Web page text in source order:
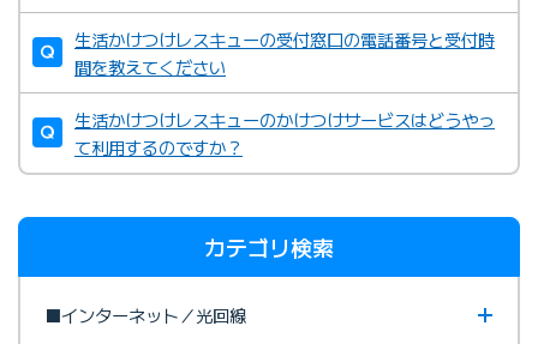
生活かけつけレスキューの受付窓口の電話番号と受付時
間を教えてください
生活かけつけレスキューのかけつけサービスはどうやっ
て利用するのですか？
カテゴリ検索
■インターネット／光回線